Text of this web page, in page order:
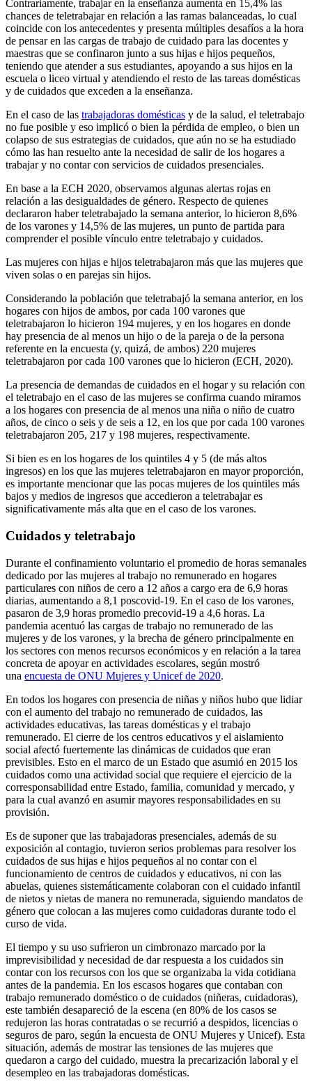
Contrariamente, trabajar en la enseñanza aumenta en 15,4% las
chances de teletrabajar en relación a las ramas balanceadas, lo cual
coincide con los antecedentes y presenta múltiples desafíos a la hora
de pensar en las cargas de trabajo de cuidado para las docentes y
maestras que se confinaron junto a sus hijas e hijos pequeños,
teniendo que atender a sus estudiantes, apoyando a sus hijos en la
escuela o liceo virtual y atendiendo el resto de las tareas domésticas
y de cuidados que exceden a la enseñanza.
En el caso de las trabajadoras domésticas y de la salud, el teletrabajo
no fue posible y eso implicó o bien la pérdida de empleo, o bien un
colapso de sus estrategias de cuidados, que aún no se ha estudiado
cómo las han resuelto ante la necesidad de salir de los hogares a
trabajar y no contar con servicios de cuidados presenciales.
En base a la ECH 2020, observamos algunas alertas rojas en
relación a las desigualdades de género. Respecto de quienes
declararon haber teletrabajado la semana anterior, lo hicieron 8,6%
de los varones y 14,5% de las mujeres, un punto de partida para
comprender el posible vínculo entre teletrabajo y cuidados.
Las mujeres con hijas e hijos teletrabajaron más que las mujeres que
viven solas o en parejas sin hijos.
Considerando la población que teletrabajó la semana anterior, en los
hogares con hijos de ambos, por cada 100 varones que
teletrabajaron lo hicieron 194 mujeres, y en los hogares en donde
hay presencia de al menos un hijo o de la pareja o de la persona
referente en la encuesta (y, quizá, de ambos) 220 mujeres
teletrabajaron por cada 100 varones que lo hicieron (ECH, 2020).
La presencia de demandas de cuidados en el hogar y su relación con
el teletrabajo en el caso de las mujeres se confirma cuando miramos
a los hogares con presencia de al menos una niña o niño de cuatro
años, de cinco o seis y de seis a 12, en los que por cada 100 varones
teletrabajaron 205, 217 y 198 mujeres, respectivamente.
Si bien es en los hogares de los quintiles 4 y 5 (de más altos
ingresos) en los que las mujeres teletrabajaron en mayor proporción,
es importante mencionar que las pocas mujeres de los quintiles más
bajos y medios de ingresos que accedieron a teletrabajar es
significativamente más alta que en el caso de los varones.
Cuidados y teletrabajo
Durante el confinamiento voluntario el promedio de horas semanales
dedicado por las mujeres al trabajo no remunerado en hogares
particulares con niños de cero a 12 años a cargo era de 6,9 horas
diarias, aumentando a 8,1 poscovid-19. En el caso de los varones,
pasaron de 3,9 horas promedio precovid-19 a 4,6 horas. La
pandemia acentuó las cargas de trabajo no remunerado de las
mujeres y de los varones, y la brecha de género principalmente en
los sectores con menos recursos económicos y en relación a la tarea
concreta de apoyar en actividades escolares, según mostró
una encuesta de ONU Mujeres y Unicef de 2020.
En todos los hogares con presencia de niñas y niños hubo que lidiar
con el aumento del trabajo no remunerado de cuidados, las
actividades educativas, las tareas domésticas y el trabajo
remunerado. El cierre de los centros educativos y el aislamiento
social afectó fuertemente las dinámicas de cuidados que eran
previsibles. Esto en el marco de un Estado que asumió en 2015 los
cuidados como una actividad social que requiere el ejercicio de la
corresponsabilidad entre Estado, familia, comunidad y mercado, y
para la cual avanzó en asumir mayores responsabilidades en su
provisión.
Es de suponer que las trabajadoras presenciales, además de su
exposición al contagio, tuvieron serios problemas para resolver los
cuidados de sus hijas e hijos pequeños al no contar con el
funcionamiento de centros de cuidados y educativos, ni con las
abuelas, quienes sistemáticamente colaboran con el cuidado infantil
de nietos y nietas de manera no remunerada, siguiendo mandatos de
género que colocan a las mujeres como cuidadoras durante todo el
curso de vida.
El tiempo y su uso sufrieron un cimbronazo marcado por la
imprevisibilidad y necesidad de dar respuesta a los cuidados sin
contar con los recursos con los que se organizaba la vida cotidiana
antes de la pandemia. En los escasos hogares que contaban con
trabajo remunerado doméstico o de cuidados (niñeras, cuidadoras),
este también desapareció de la escena (en 80% de los casos se
redujeron las horas contratadas o se recurrió a despidos, licencias o
seguros de paro, según la encuesta de ONU Mujeres y Unicef). Esta
situación, además de mostrar las tensiones de las mujeres que
quedaron a cargo del cuidado, muestra la precarización laboral y el
desempleo en las trabajadoras domésticas.